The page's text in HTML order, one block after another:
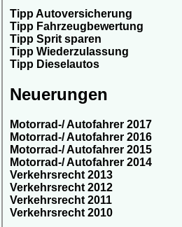
Tipp Autoversicherung
Tipp Fahrzeugbewertung
Tipp Sprit sparen
Tipp Wiederzulassung
Tipp Dieselautos
Neuerungen
Motorrad-/ Autofahrer 2017
Motorrad-/ Autofahrer 2016
Motorrad-/ Autofahrer 2015
Motorrad-/ Autofahrer 2014
Verkehrsrecht 2013
Verkehrsrecht 2012
Verkehrsrecht 2011
Verkehrsrecht 2010